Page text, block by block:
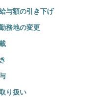
与額の引き下げ
務地の変更
り扱い